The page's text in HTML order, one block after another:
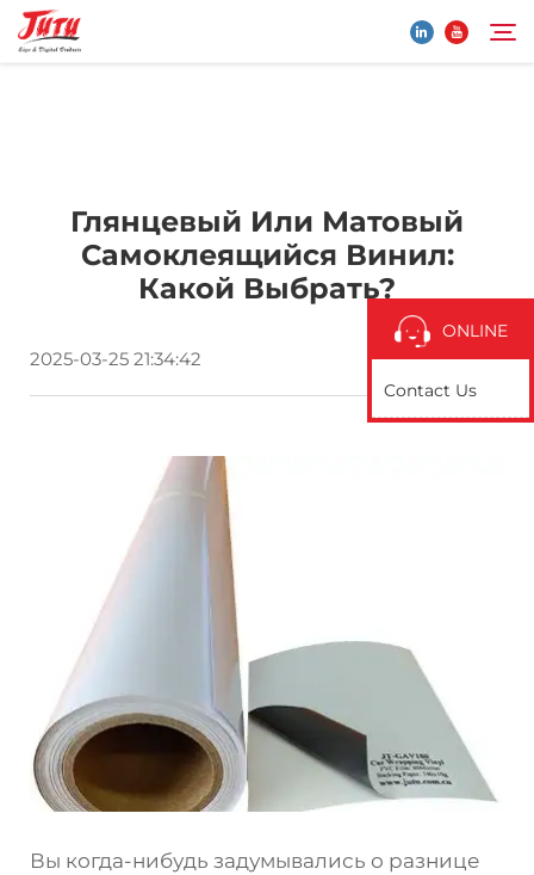
Продукты
Применение
Свяжитесь с нами
ONLINE
Contact Us
Глянцевый Или Матовый
Самоклеящийся Винил:
Какой Выбрать?
2025-03-25 21:34:42
Вы когда-нибудь задумывались о разнице